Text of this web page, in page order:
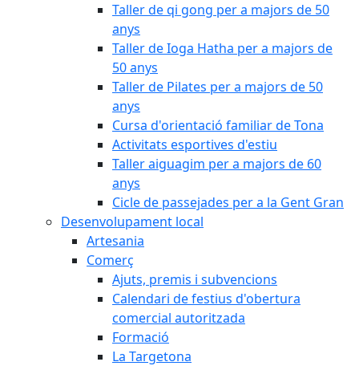
Taller de qi gong per a majors de 50
anys
Taller de Ioga Hatha per a majors de
50 anys
Taller de Pilates per a majors de 50
anys
Cursa d'orientació familiar de Tona
Activitats esportives d'estiu
Taller aiguagim per a majors de 60
anys
Cicle de passejades per a la Gent Gran
Desenvolupament local
Artesania
Comerç
Ajuts, premis i subvencions
Calendari de festius d'obertura
comercial autoritzada
Formació
La Targetona